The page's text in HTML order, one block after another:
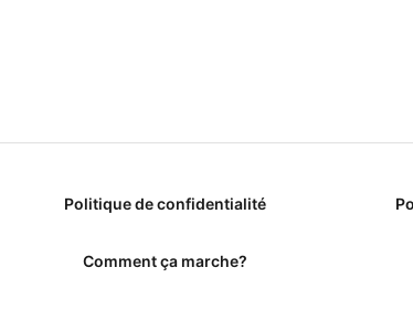
Politique de confidentialité
Comment ça marche?